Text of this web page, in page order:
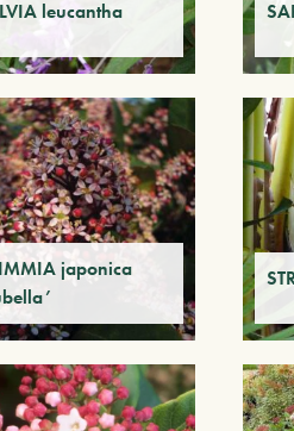
leucantha
japonica